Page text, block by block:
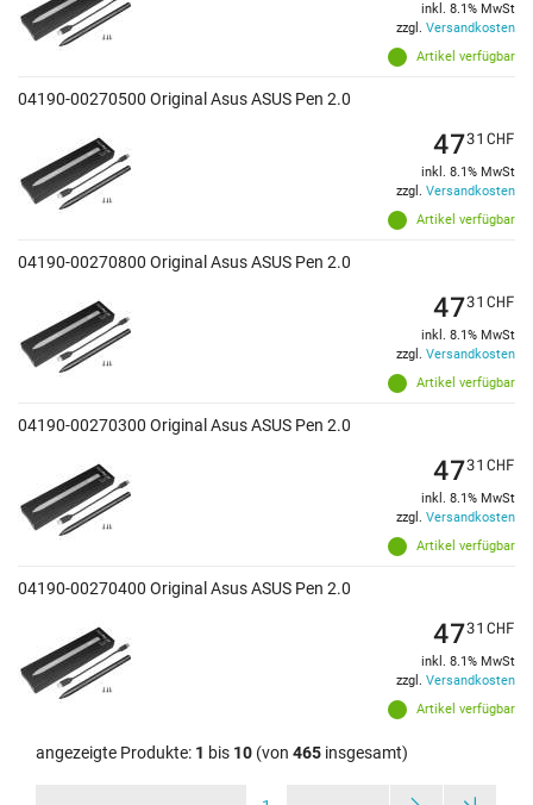
Artikel verfügbar
inkl. 8.1% MwSt
zzgl. Versandkosten
04190-00270500 Original Asus ASUS Pen 2.0
Artikel verfügbar
4731 CHF
inkl. 8.1% MwSt
zzgl. Versandkosten
04190-00270800 Original Asus ASUS Pen 2.0
Artikel verfügbar
4731 CHF
inkl. 8.1% MwSt
zzgl. Versandkosten
04190-00270300 Original Asus ASUS Pen 2.0
Artikel verfügbar
4731 CHF
inkl. 8.1% MwSt
zzgl. Versandkosten
04190-00270400 Original Asus ASUS Pen 2.0
Artikel verfügbar
4731 CHF
inkl. 8.1% MwSt
zzgl. Versandkosten
angezeigte Produkte: 1 bis 10 (von 465 insgesamt)